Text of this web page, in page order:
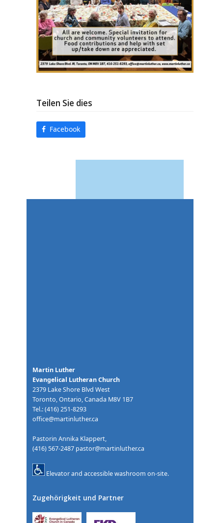
Teilen Sie dies
Facebook
Martin Luther
Evangelical Lutheran Church
2379 Lake Shore Blvd West
Toronto, Ontario, Canada M8V 1B7
Tel.: (416) 251-8293
office@martinluther.ca
Pastorin Annika Klappert,
(416) 567-2487 pastor@martinluther.ca
Elevator and accessible washroom on-site.
Zugehörigkeit und Partner